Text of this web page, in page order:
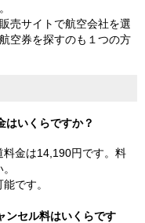
売サイトで航空会社を選
空券を探すのも１つの方
はいくらですか？
金は14,190円です。料
です。
ンセル料はいくらです